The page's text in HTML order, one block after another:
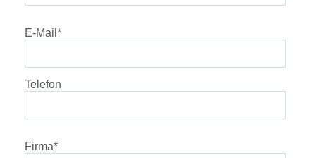
E-Mail *
Telefon
Firma*